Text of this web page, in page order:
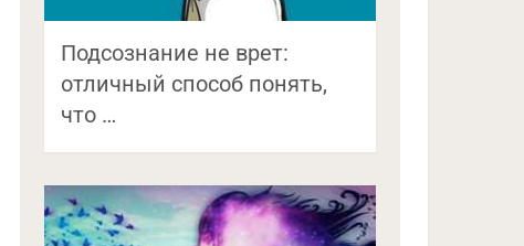
Подсознание не врет:
отличный способ понять,
что …